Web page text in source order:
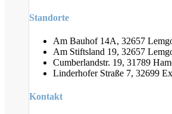
Standorte
Am Bauhof 14A, 32657
Am Stiftsland 19, 32657
Cumberlandstr. 19, 31789
Linderhofer Straße 7, 32699
Kontakt